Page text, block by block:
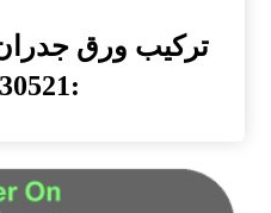
تركيب ورق
:0565930521